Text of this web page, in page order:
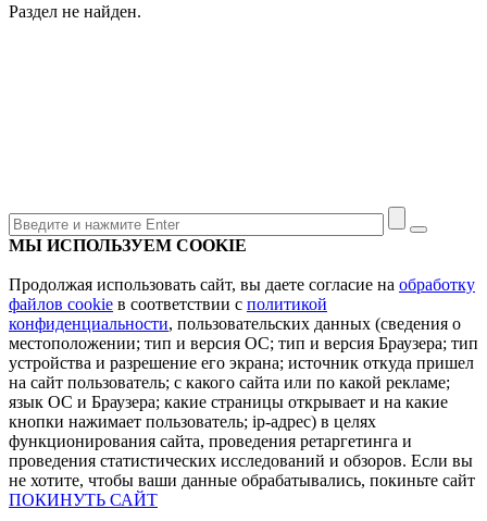
Раздел не найден.
МЫ ИСПОЛЬЗУЕМ COOKIE
Продолжая использовать сайт, вы даете согласие на обработку
файлов cookie в соответствии с политикой
конфиденциальности, пользовательских данных (сведения о
местоположении; тип и версия ОС; тип и версия Браузера; тип
устройства и разрешение его экрана; источник откуда пришел
на сайт пользователь; с какого сайта или по какой рекламе;
язык ОС и Браузера; какие страницы открывает и на какие
кнопки нажимает пользователь; ip-адрес) в целях
функционирования сайта, проведения ретаргетинга и
проведения статистических исследований и обзоров. Если вы
не хотите, чтобы ваши данные обрабатывались, покиньте сайт
ПОКИНУТЬ САЙТ